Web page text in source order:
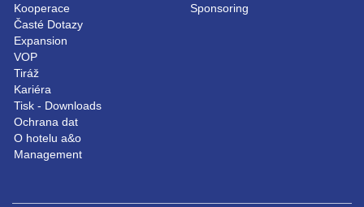
Kooperace
Časté Dotazy
Expansion
VOP
Tiráž
Kariéra
Tisk - Downloads
Ochrana dat
O hotelu a&o
Management
Sponsoring